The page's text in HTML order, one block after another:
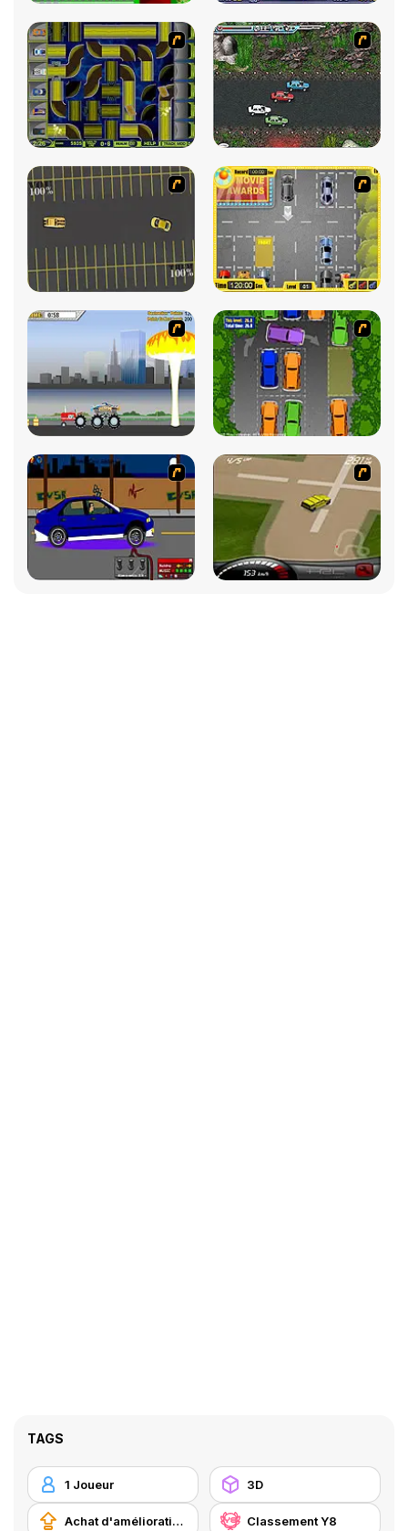
TAGS
1 Joueur 3D
Achat d'améliorations Classement Y8